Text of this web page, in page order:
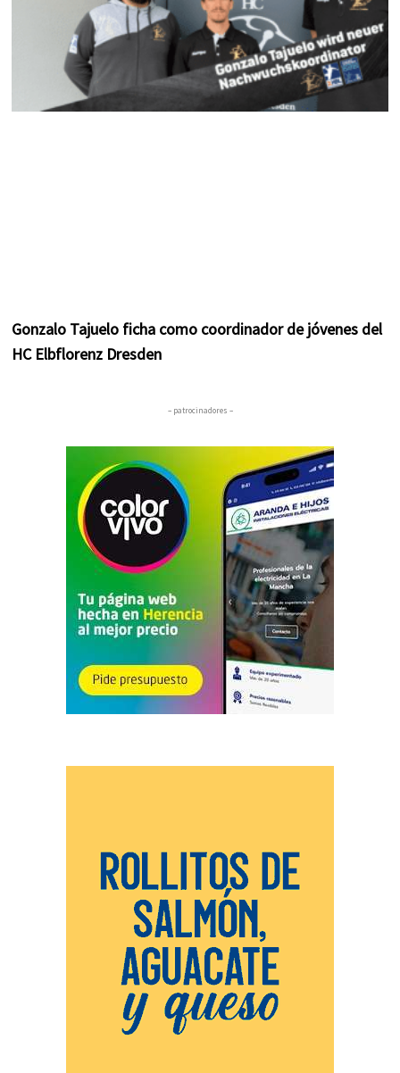
Gonzalo Tajuelo ficha como coordinador de jóvenes del
HC Elbflorenz Dresden
– patrocinadores –